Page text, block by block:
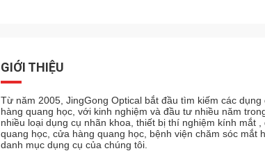
GIỚI THIỆU
Từ năm 2005, JingGong Optical bắt đầu tìm kiếm các
hàng quang học, với kinh nghiệm và đầu tư nhiều năm
nhiều loại dụng cụ nhãn khoa, thiết bị thí nghiệm kính mắt
quang học, cửa hàng quang học, bệnh viện chăm sóc mắt
danh mục dụng cụ của chúng tôi.